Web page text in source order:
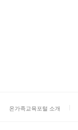
온가족교육포털 소개